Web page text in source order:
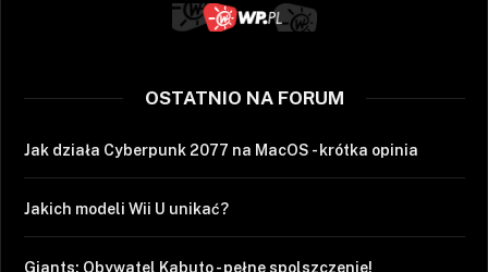
OSTATNIO NA FORUM
Jak działa Cyberpunk 2077 na MacOS - krótka opinia
Jakich modeli Wii U unikać?
Giants: Obywatel Kabuto - pełne spolszczenie!